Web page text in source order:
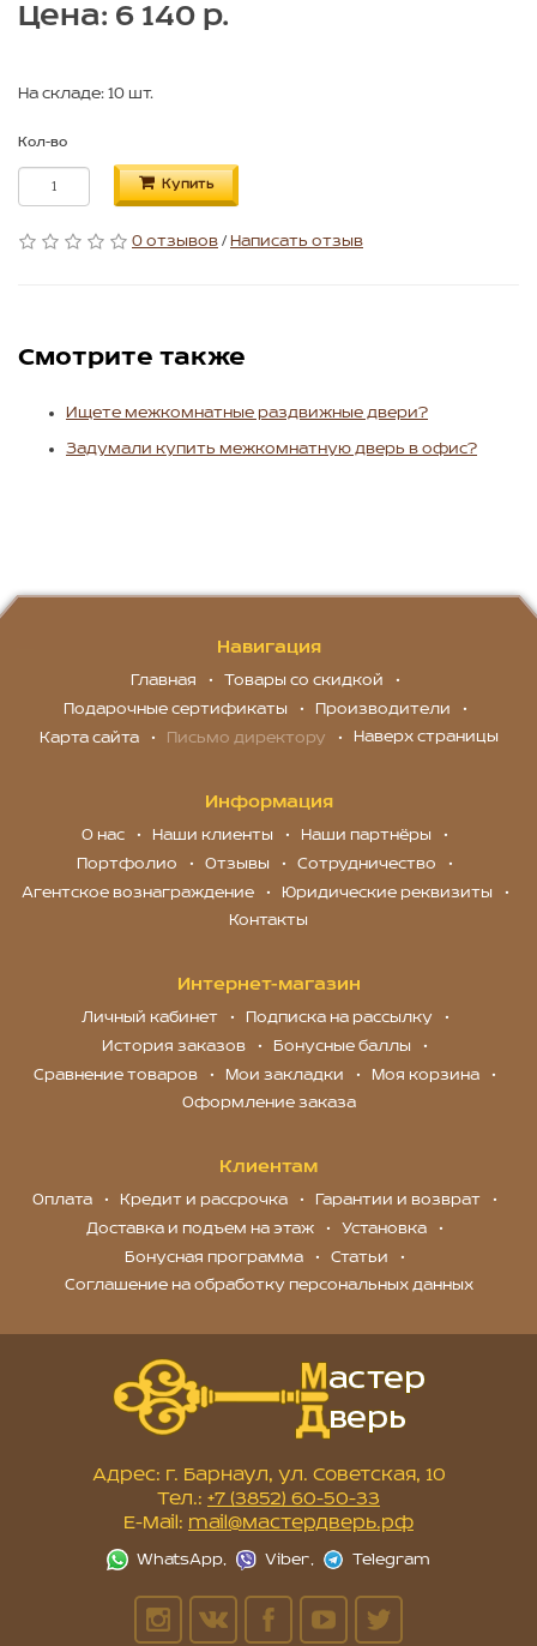
Цена: 6 140 р.
На складе: 10 шт.
Кол-во
Купить
0 отзывов / Написать отзыв
Смотрите также
Ищете межкомнатные раздвижные двери?
Задумали купить межкомнатную дверь в офис?
Навигация
Главная
Товары со скидкой
Подарочные сертификаты
Производители
Карта сайта
Письмо директору Наверх страницы
Информация
О нас Наши клиенты
Наши партнёры
Портфолио
Отзывы
Сотрудничество
Агентское вознаграждение
Юридические реквизиты
Контакты
Интернет-магазин
Личный кабинет
Подписка на рассылку
История заказов
Бонусные баллы
Сравнение товаров
Мои закладки
Моя корзина
Оформление заказа
Клиентам
Оплата Кредит и рассрочка
Гарантии и возврат
Доставка и подъем на этаж
Установка
Бонусная программа
Статьи
Соглашение на обработку персональных данных
Адрес: г. Барнаул, ул. Советская, 10
Тел.: +7 (3852) 60-50-33
E-Mail: mail@мастердверь.рф